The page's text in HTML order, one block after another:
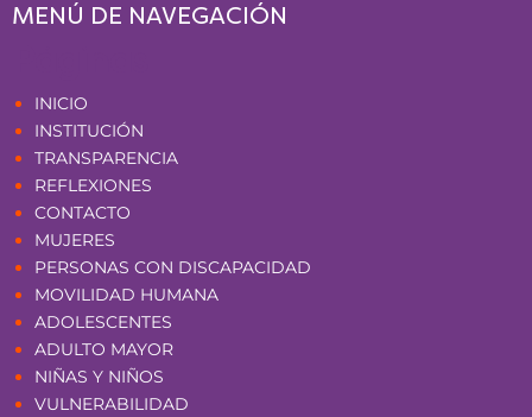
MENÚ DE NAVEGACIÓN
INICIO
INSTITUCIÓN
TRANSPARENCIA
REFLEXIONES
CONTACTO
MUJERES
PERSONAS CON DISCAPACIDAD
MOVILIDAD HUMANA
ADOLESCENTES
ADULTO MAYOR
NIÑAS Y NIÑOS
VULNERABILIDAD